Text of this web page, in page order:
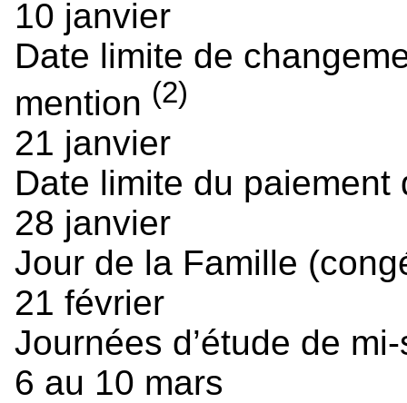
10 janvier
Date limite de
mention (2)
21 janvier
Date limite du
28 janvier
Jour de la Famille
21 février
Journées d’étude de
6 au 10 mars